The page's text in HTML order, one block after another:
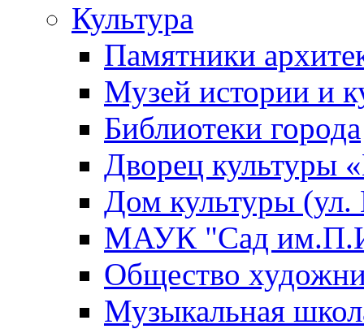
Культура
Памятники
Музей истории и
Библиотеки города
Дворец культуры
Дом культуры (ул.
МАУК "Сад
Общество
Музыкальная